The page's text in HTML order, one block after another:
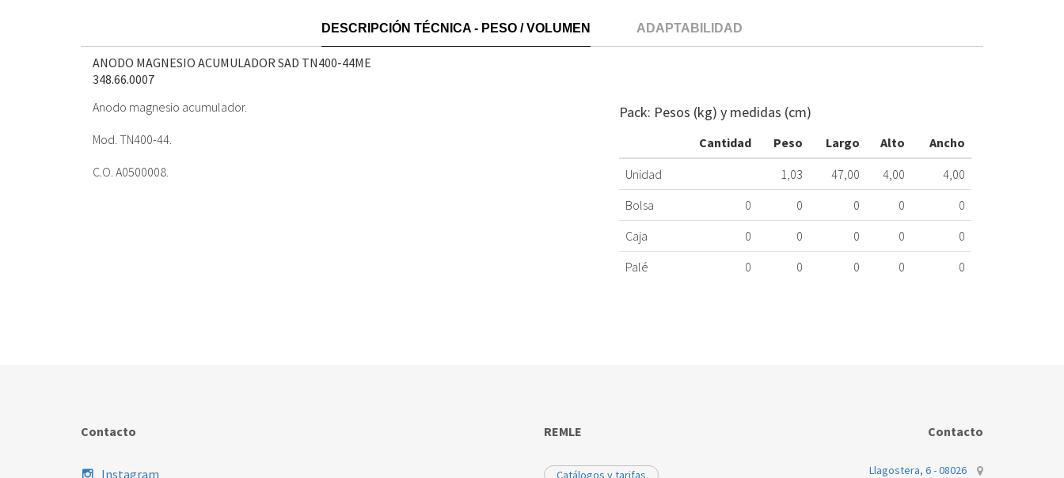
DESCRIPCIÓN TÉCNICA - PESO / VOLUMEN ADAPTABILIDAD
ANODO MAGNESIO ACUMULADOR SAD TN400-44ME
348.66.0007
Anodo magnesio acumulador.
Mod. TN400-44.
C.O. A0500008.
Pack: Pesos (kg) y medidas (cm)
Cantidad Peso Largo Alto
Ancho
Unidad
1,03 47,00 4,00
4,00
Bolsa
0 0 0 0
0
Caja
0 0 0 0
0
Palé
0 0 0 0 0
Contacto
Instagram
REMLE
Catálogos y tarifas
Contacto
Llagostera, 6 - 08026